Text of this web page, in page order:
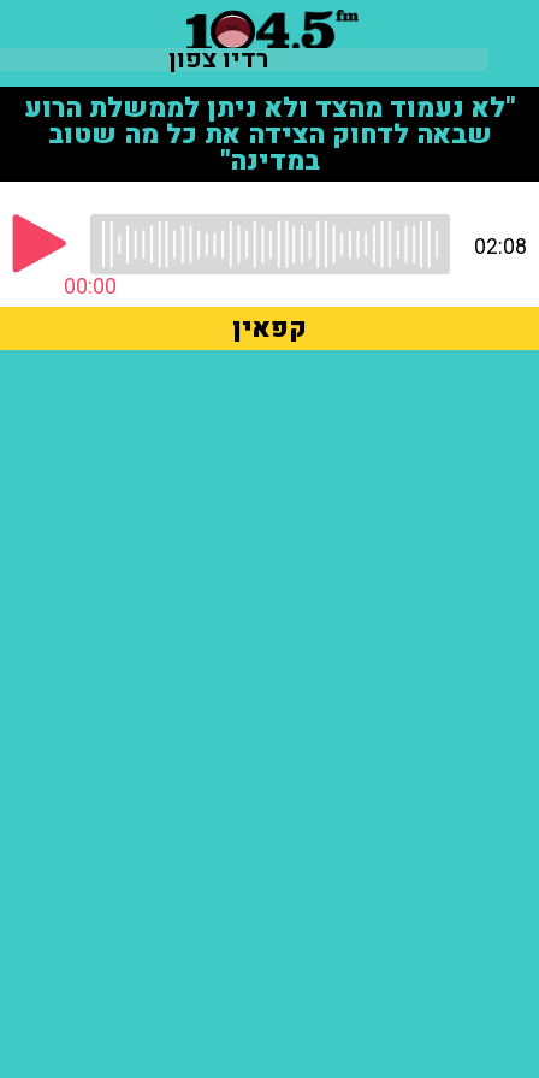
רדיו צפון
"לא נעמוד מהצד ולא ניתן לממשלת הרוע
שבאה לדחוק הצידה את כל מה שטוב
במדינה"
00:00
02:08
קפאין